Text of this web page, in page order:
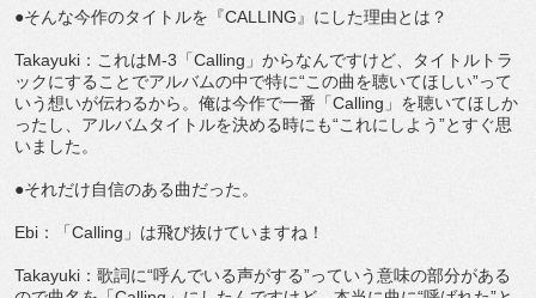
●そんな今作のタイトルを『CALLING』にした理由とは？
Takayuki：これはM-3「Calling」からなんですけど、タイトルトラ
ックにすることでアルバムの中で特に“この曲を聴いてほしい”って
いう想いが伝わるから。俺は今作で一番「Calling」を聴いてほしか
ったし、アルバムタイトルを決める時にも“これにしよう”とすぐ思
いました。
●それだけ自信のある曲だった。
Ebi：「Calling」は飛び抜けていますね！
Takayuki：歌詞に“呼んでいる声がする”っていう意味の部分がある